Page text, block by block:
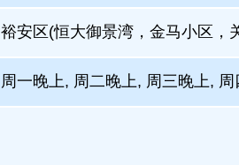
裕安区(恒大御景湾，金马小区，
周一晚上, 周二晚上, 周三晚上,